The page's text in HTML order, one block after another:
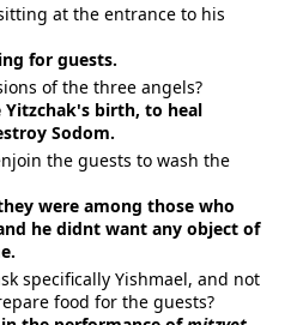
at the entrance to his
for guests.
of the three angels?
Yitzchak's birth, to heal
Sodom.
the guests to wash the
were among those who
he didnt want any object of
specifically Yishmael, and not
food for the guests?